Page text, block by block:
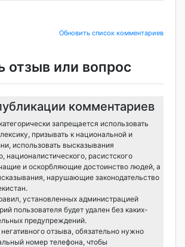
Обновить список комментариев
отзыв или вопрос
комментариев
запрещается использовать
призывать к национальной и
использовать высказывания
националистического, расистского
и оскорбляющие достоинство людей, а
нарушающие законодательство
установленных администрацией
пользователя будет удален без каких-
предупреждений.
отзыва, обязательно нужно
номер телефона, чтобы